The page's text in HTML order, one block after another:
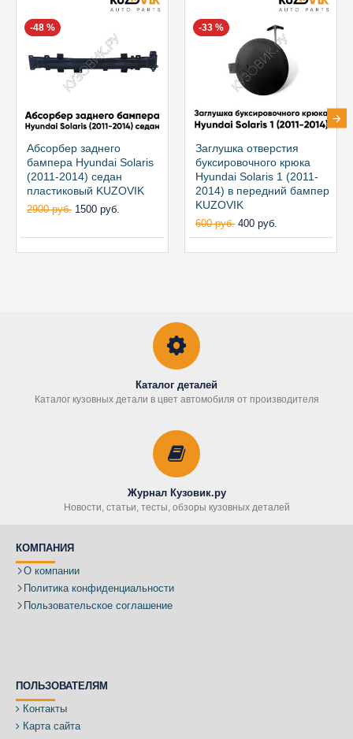
-48 %
Абсорбер заднего
бампера Hyundai Solaris
(2011-2014) седан
пластиковый KUZOVIK
2900 руб. 1500 руб.
-33 %
Заглушка отверстия
буксировочного крюка
Hyundai Solaris 1 (2011-
2014) в передний бампер
KUZOVIK
600 руб. 400 руб.
Каталог деталей
Каталог кузовных детали в цвет автомобиля от производителя
Журнал Кузовик.ру
Новости, статьи, тесты, обзоры кузовных деталей
КОМПАНИЯ
О компании
Политика конфиденциальности
Пользовательское соглашение
ПОЛЬЗОВАТЕЛЯМ
Контакты
Карта сайта